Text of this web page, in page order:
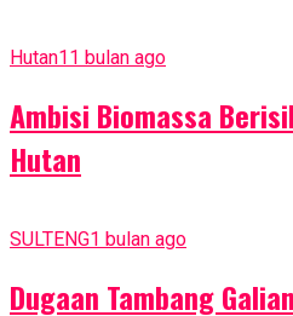
Hutan11 bulan ago
Ambisi Biomassa
Hutan
SULTENG1 bulan ago
Dugaan Tambang